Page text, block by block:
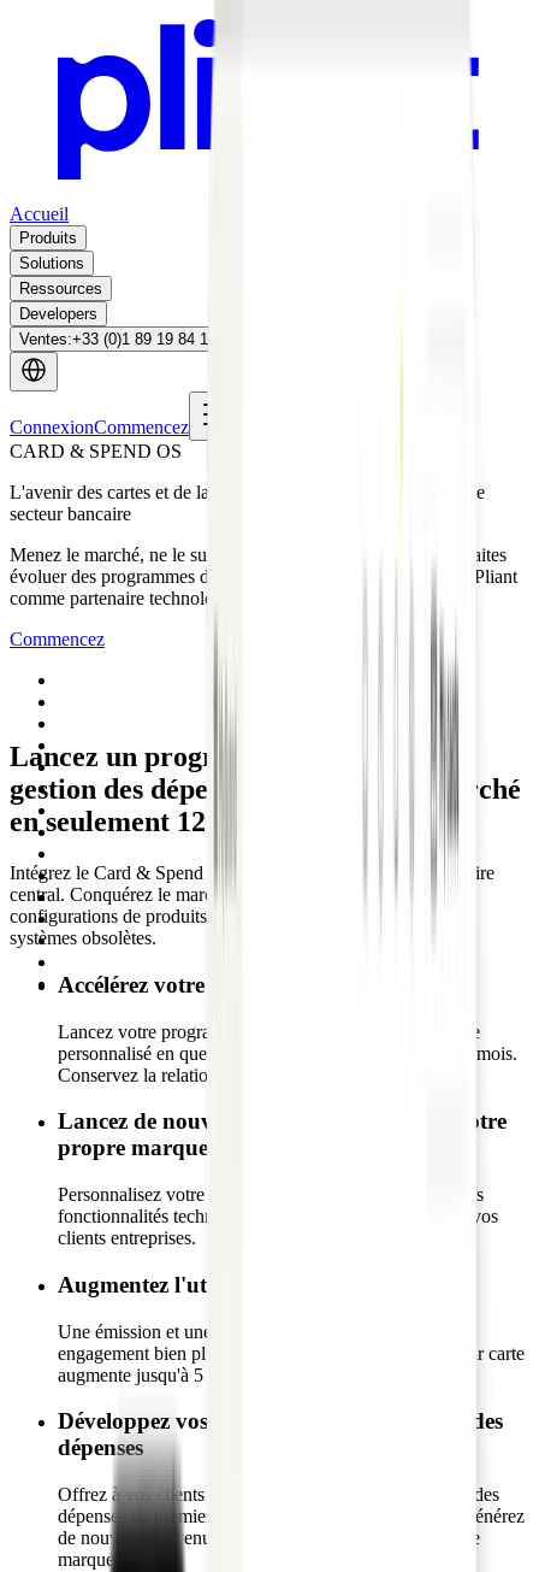
Accueil
Produits
Solutions
Ressources
Developers
Ventes:+33 (0)1 89 19 84 16
ConnexionCommencez
CARD & SPEND OS
L'avenir des cartes et de la gestion des dépenses, conçu pour le
secteur bancaire
Menez le marché, ne le subissez pas. Lancez, développez et faites
évoluer des programmes de cartes B2B de premier plan avec Pliant
comme partenaire technologique.
Commencez
Lancez un programme de cartes et de
gestion des dépenses leader sur le marché
en seulement 12 semaines
Intégrez le Card & Spend OS de Pliant à votre système bancaire
central. Conquérez le marché B2B numérique avec des
configurations de produits précises, sans les risques liés aux
systèmes obsolètes.
Accélérez votre mise sur le marché
Lancez votre programme de cartes de crédit d'entreprise
personnalisé en quelques semaines, et non en plusieurs mois.
Conservez la relation client en interne.
Lancez de nouvelles fonctionnalités sous votre
propre marque
Personnalisez votre programme de bout en bout avec les
fonctionnalités technologiques les plus demandées par vos
clients entreprises.
Augmentez l'utilisation des cartes
Une émission et une gestion simplifiées entraînent un
engagement bien plus élevé. Le volume de dépenses par carte
augmente jusqu'à 5 fois après l'adoption.
Développez vos revenus grâce à la gestion des
dépenses
Offrez à vos clients entreprises une solution de gestion des
dépenses de premier plan sur une plateforme unifiée. Générez
de nouveaux revenus logiciels à haute marge pour votre
marque.